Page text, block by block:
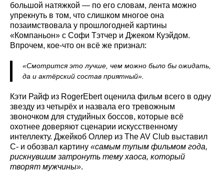
большой натяжкой — по его словам, лента можно
упрекнуть в том, что слишком многое она
позаимствовала у прошлогодней картины
«Компаньон» с Софи Тэтчер и Джеком Куэйдом.
Впрочем, кое-что он всё же признал:
«Смотрится это лучше, чем можно было бы ожидать,
да и актёрский состав приятный».
Кэти Райф из RogerEbert оценила фильм всего в одну
звезду из четырёх и назвала его тревожным
звоночком для студийных боссов, которые всё
охотнее доверяют сценарии искусственному
интеллекту. Джейкоб Оллер из The AV Club выставил
C- и обозвал картину «самым тупым фильмом года,
рискнувшим затронуть тему хаоса, который
творят мужчины».